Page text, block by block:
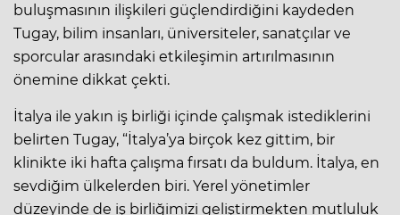
buluşmasının ilişkileri güçlendirdiğini kaydeden
Tugay, bilim insanları, üniversiteler, sanatçılar ve
sporcular arasındaki etkileşimin artırılmasının
önemine dikkat çekti.
İtalya ile yakın iş birliği içinde çalışmak istediklerini
belirten Tugay, “İtalya’ya birçok kez gittim, bir
klinikte iki hafta çalışma fırsatı da buldum. İtalya, en
sevdiğim ülkelerden biri. Yerel yönetimler
düzeyinde de iş birliğimizi geliştirmekten mutluluk